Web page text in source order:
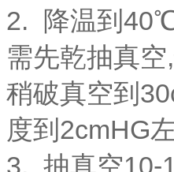
2. 降温到
需先乾抽真
稍破真空到
度到2cmHG
3. 抽真空10-